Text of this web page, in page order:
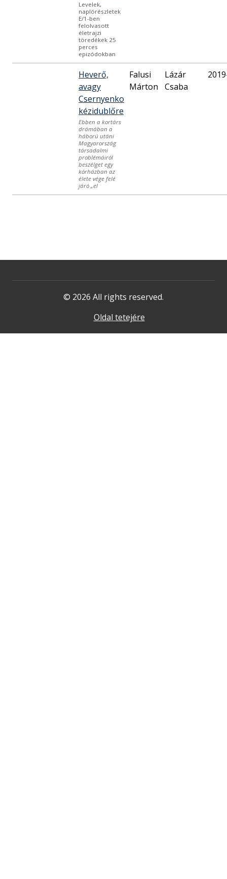
Levelek,
naplórészletek
E/1-ben
felolvasott
életrajzi
töredékek 25
perces
epizódokban
Heverő,
avagy
Csernyenko
kézidublőre
Ebben a kortárs
drámában a
háború utáni
Magyarország
társadalmi
problémáiról
beszélget egy
kórházban az
élete vége felé
járó „el
Falusi
Márton
Lázár
Csaba
© 2026 All rights reserved.
Oldal tetejére